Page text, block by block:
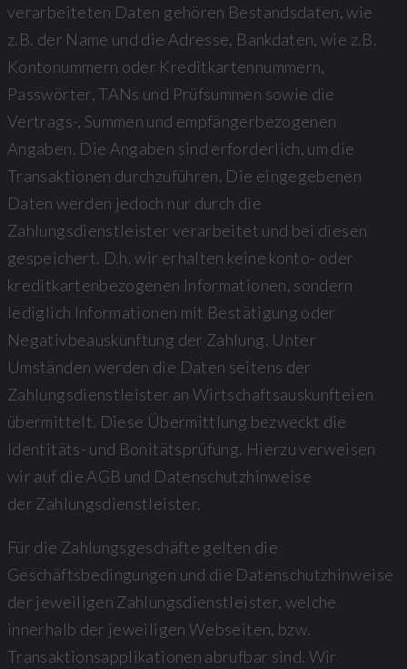
verarbeiteten Daten gehören Bestandsdaten, wie
z.B. der Name und die Adresse, Bankdaten, wie z.B.
Kontonummern oder Kreditkartennummern,
Passwörter, TANs und Prüfsummen sowie die
Vertrags-, Summen und empfängerbezogenen
Angaben. Die Angaben sind erforderlich, um die
Transaktionen durchzuführen. Die eingegebenen
Daten werden jedoch nur durch die
Zahlungsdienstleister verarbeitet und bei diesen
gespeichert. D.h. wir erhalten keine konto- oder
kreditkartenbezogenen Informationen, sondern
lediglich Informationen mit Bestätigung oder
Negativbeauskunftung der Zahlung. Unter
Umständen werden die Daten seitens der
Zahlungsdienstleister an Wirtschaftsauskunfteien
übermittelt. Diese Übermittlung bezweckt die
Identitäts- und Bonitätsprüfung. Hierzu verweisen
wir auf die AGB und Datenschutzhinweise
der Zahlungsdienstleister.
Für die Zahlungsgeschäfte gelten die
Geschäftsbedingungen und die Datenschutzhinweise
der jeweiligen Zahlungsdienstleister, welche
innerhalb der jeweiligen Webseiten, bzw.
Transaktionsapplikationen abrufbar sind. Wir